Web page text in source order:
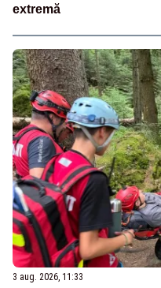
extremă
3 aug. 2026, 11:33